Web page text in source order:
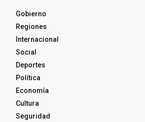
Gobierno
Regiones
Internacional
Social
Deportes
Política
Economía
Cultura
Seguridad